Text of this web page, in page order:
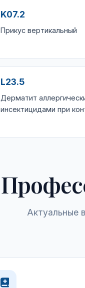
K07.2
Прикус вертикальный
L23.5
Дерматит
инсектицидами при
Актуальные